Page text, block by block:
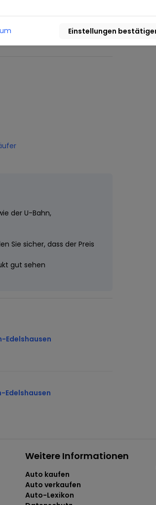
der U-Bahn,
Sie sicher, dass der Preis
gut sehen
Edelshausen
Edelshausen
Weitere Informationen
Auto kaufen
Auto verkaufen
Auto-Lexikon